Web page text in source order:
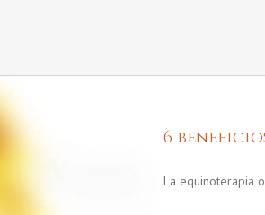
6
La equinoterapia